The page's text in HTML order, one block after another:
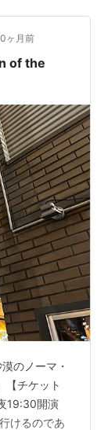
コーカサス
ヶ月前
of the
のノーマ・
チケット
19:30開演
けるのであ